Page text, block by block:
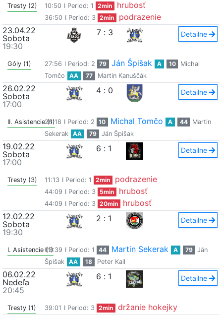
Tresty (2) 10:50 I Period: 1 2min hrubosť
36:50 I Period: 3 2min
podrazenie
23.04.22
Sobota
19:30
7 : 3 Detailne
Góly (1) 27:56 I Period: 2 79 Ján Špišak A 10
Michal
Tomčo
AA 77 Martin Kanuščák
26.02.22
Sobota
17:00
4 : 0 Detailne
II. Asistencie (1)
26:18 I Period: 2 10 Michal Tomčo A 44
Martin
Sekerak
AA 79 Ján Špišak
19.02.22
Sobota
17:00
6 : 1 Detailne
Tresty (3) 11:13 I Period: 1 2min podrazenie
44:09 I Period: 3 5min hrubosť
44:09 I Period: 3 20min
hrubosť
12.02.22
Sobota
19:30
2 : 1 Detailne
I. Asistencie (1)03:39 I Period: 1 44 Martin Sekerak A 79
Ján
Špišak
AA 18 Peter Kall
06.02.22
Nedeľa
20:45
6 : 1 Detailne
Tresty (1) 39:01 I Period: 3 2min
držanie hokejky